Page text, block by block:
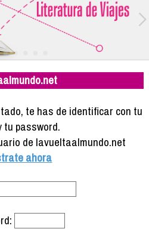
te has de identificar con tu
tu password.
de lavueltaalmundo.net
ahora